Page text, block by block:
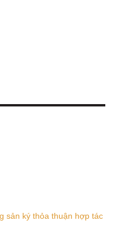
sản ký thỏa thuận hợp tác